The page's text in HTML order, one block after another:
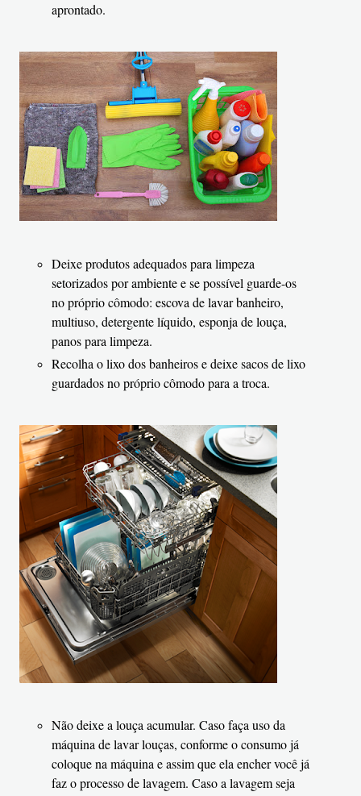
aprontado.
Deixe produtos adequados para limpeza
setorizados por ambiente e se possível guarde-os
no próprio cômodo: escova de lavar banheiro,
multiuso, detergente líquido, esponja de louça,
panos para limpeza.
Recolha o lixo dos banheiros e deixe sacos de lixo
guardados no próprio cômodo para a troca.
Não deixe a louça acumular. Caso faça uso da
máquina de lavar louças, conforme o consumo já
coloque na máquina e assim que ela encher você já
faz o processo de lavagem. Caso a lavagem seja